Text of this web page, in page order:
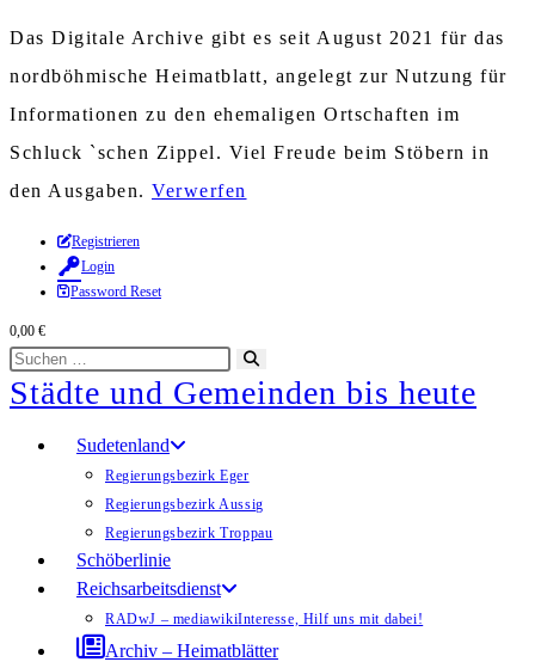
Das Digitale Archive gibt es seit August 2021 für das
nordböhmische Heimatblatt, angelegt zur Nutzung für
Informationen zu den ehemaligen Ortschaften im
Schluck `schen Zippel. Viel Freude beim Stöbern in
den Ausgaben. Verwerfen
Zum
Inhalt
springen
Registrieren
Login
Password Reset
0,00 €
Diese
Website
durchsuchen
starten
Städte und Gemeinden bis heute
Sudetenland
Regierungsbezirk Eger
Regierungsbezirk Aussig
Regierungsbezirk Troppau
Schöberlinie
Reichsarbeitsdienst
RADwJ – mediawikiInteresse, Hilf uns mit dabei!
Archiv – Heimatblätter